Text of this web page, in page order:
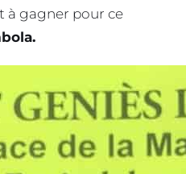
à gagner pour ce